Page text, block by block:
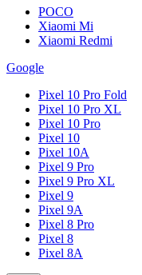
POCO
Xiaomi Mi
Xiaomi Redmi
Google
Pixel 10 Pro Fold
Pixel 10 Pro XL
Pixel 10 Pro
Pixel 10
Pixel 10A
Pixel 9 Pro
Pixel 9 Pro XL
Pixel 9
Pixel 9A
Pixel 8 Pro
Pixel 8
Pixel 8A